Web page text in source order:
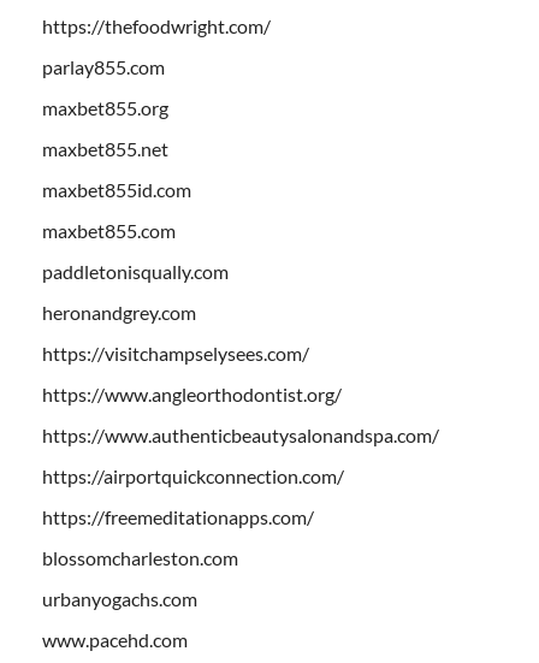
https://thefoodwright.com/
parlay855.com
maxbet855.org
maxbet855.net
maxbet855id.com
maxbet855.com
paddletonisqually.com
heronandgrey.com
https://visitchampselysees.com/
https://www.angleorthodontist.org/
https://www.authenticbeautysalonandspa.com/
https://airportquickconnection.com/
https://freemeditationapps.com/
blossomcharleston.com
urbanyogachs.com
www.pacehd.com